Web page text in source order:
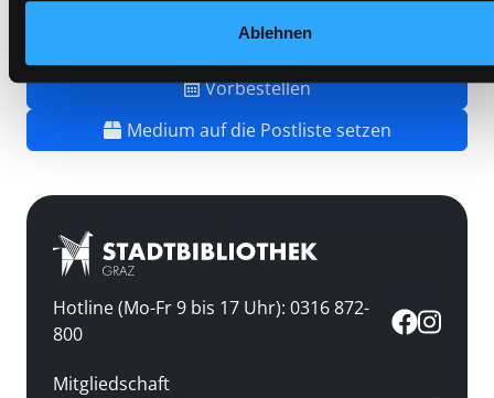
Ablehnen
Vorbestellen
Medium auf die Postliste setzen
Hotline (Mo-Fr 9 bis 17 Uhr): 0316 872-
800
Mitgliedschaft